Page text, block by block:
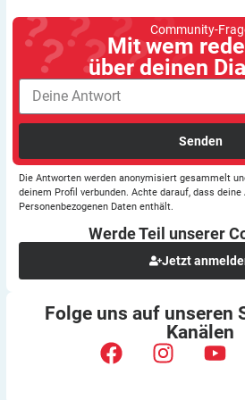
Community-
Mit wem
über deinen
Senden
Die Antworten werden anonymisiert gesammelt
deinem Profil verbunden. Achte darauf, dass
Personenbezogenen Daten enthält.
Werde Teil unserer
Jetzt
Folge uns auf unseren
Kanälen